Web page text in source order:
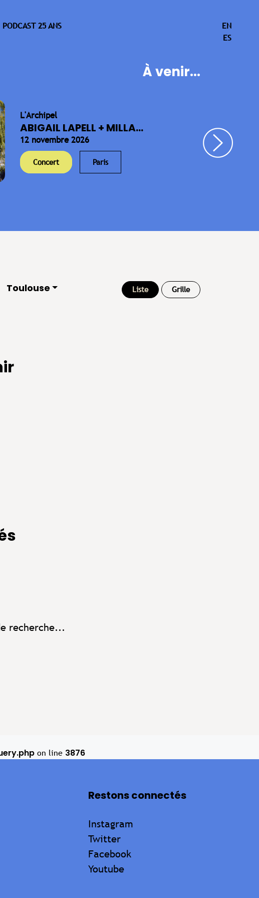
PODCAST 25 ANS
EN
ES
À venir...
L'Archipel
ABIGAIL LAPELL + MILLA...
12 novembre 2026
Concert Paris
Toulouse Liste Grille
recherche...
on line 3876
Restons connectés
Instagram
Twitter
Facebook
Youtube